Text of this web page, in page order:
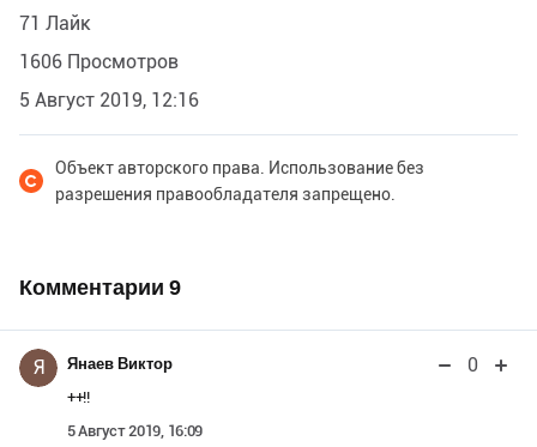
71 Лайк
1606 Просмотров
5 Август 2019, 12:16
Объект авторского права. Использование без
разрешения правообладателя запрещено.
Комментарии 9
Я Янаев Виктор 0
++!!
5 Август 2019, 16:09